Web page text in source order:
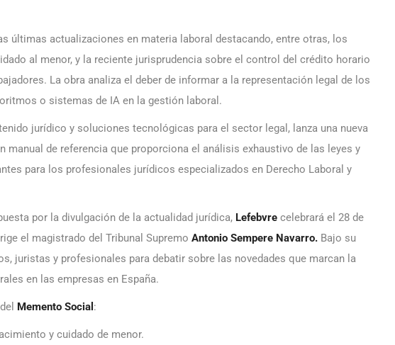
últimas actualizaciones en materia laboral destacando, entre otras, los
al menor, y la reciente jurisprudencia sobre el control del crédito horario
La obra analiza el deber de informar a la representación legal de los
o sistemas de IA en la gestión laboral.
jurídico y soluciones tecnológicas para el sector legal, lanza una nueva
manual de referencia que proporciona el análisis exhaustivo de las leyes y
para los profesionales jurídicos especializados en Derecho Laboral y
por la divulgación de la actualidad jurídica, Lefebvre celebrará el 28 de
el magistrado del Tribunal Supremo Antonio Sempere Navarro. Bajo su
juristas y profesionales para debatir sobre las novedades que marcan la
en las empresas en España.
Memento Social :
y cuidado de menor.